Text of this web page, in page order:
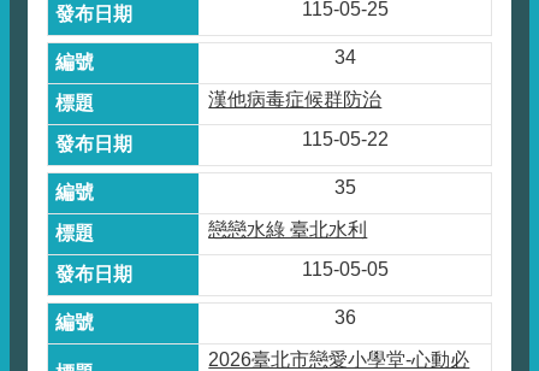
115-05-25
34
漢他病毒症候群防治
115-05-22
35
戀戀水綠 臺北水利
115-05-05
36
2026臺北市戀愛小學堂-心動必